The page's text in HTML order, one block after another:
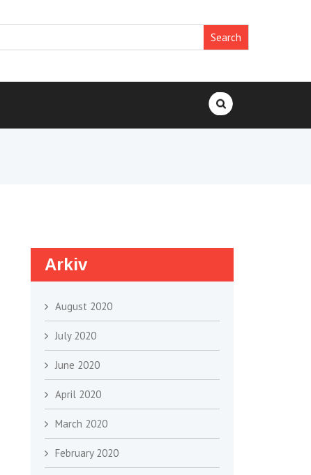
Search
for:
Arkiv
August 2020
July 2020
June 2020
April 2020
March 2020
February 2020